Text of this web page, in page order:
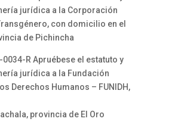
jurídica a la Corporación
con domicilio en el
de Pichincha
R Apruébese el estatuto y
jurídica a la Fundación
Derechos Humanos – FUNIDH,
provincia de El Oro